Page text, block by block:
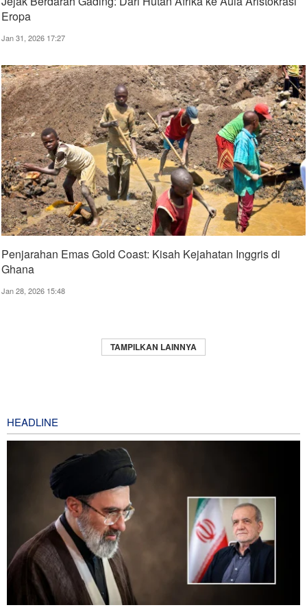
Eropa
Jan 31, 2026 17:27
Penjarahan Emas Gold Coast: Kisah Kejahatan Inggris di
Ghana
Jan 28, 2026 15:48
TAMPILKAN LAINNYA
HEADLINE